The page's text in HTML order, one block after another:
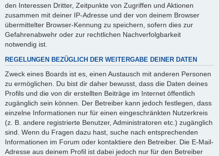
den Interessen Dritter, Zeitpunkte von Zugriffen und Aktionen
zusammen mit deiner IP-Adresse und der von deinem Browser
übermittelter Browser-Kennung zu speichern, sofern dies zur
Gefahrenabwehr oder zur rechtlichen Nachverfolgbarkeit
notwendig ist.
REGELUNGEN BEZÜGLICH DER WEITERGABE DEINER DATEN
Zweck eines Boards ist es, einen Austausch mit anderen Personen
zu ermöglichen. Du bist dir daher bewusst, dass die Daten deines
Profils und die von dir erstellten Beiträge im Internet öffentlich
zugänglich sein können. Der Betreiber kann jedoch festlegen, dass
einzelne Informationen nur für einen eingeschränkten Nutzerkreis
(z. B. andere registrierte Benutzer, Administratoren etc.) zugänglich
sind. Wenn du Fragen dazu hast, suche nach entsprechenden
Informationen im Forum oder kontaktiere den Betreiber. Die E-Mail-
Adresse aus deinem Profil ist dabei jedoch nur für den Betreiber